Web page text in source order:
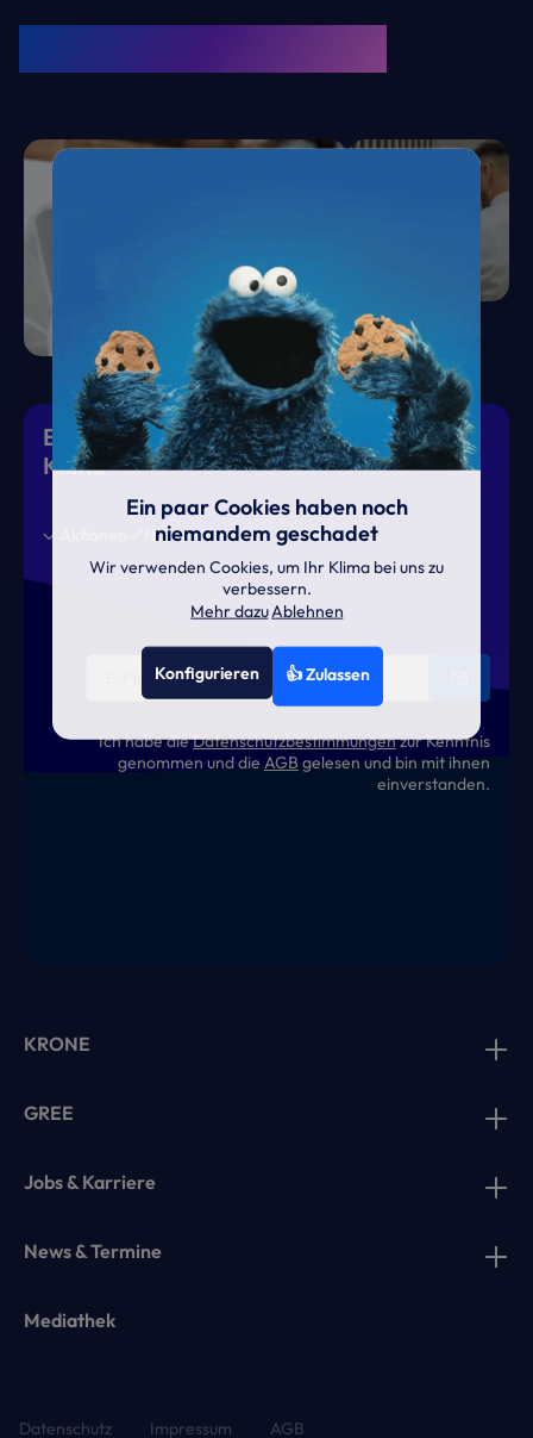
Eiskalte Deals & heiße News für gutes
Klima
News Termine
Ich habe dieDatenschutzbestimmungenzur Kenntnis
genommen und die AGB gelesen und bin mit ihnen
einverstanden.
KRONE
GREE
Jobs & Karriere
News & Termine
Mediathek
Datenschutz Impressum AGB
Ein paar Cookies haben noch
niemandem geschadet
Wir verwenden Cookies, um Ihr Klima bei uns zu
verbessern.
Mehr dazuAblehnen
Konfigurieren 👍 Zulassen